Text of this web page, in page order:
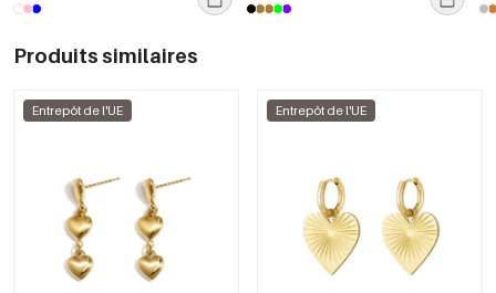
Produits similaires
Entrepôt de l'UE Entrepôt de l'UE